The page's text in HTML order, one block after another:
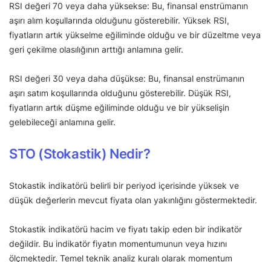
RSI değeri 70 veya daha yüksekse: Bu, finansal enstrümanın
aşırı alım koşullarında olduğunu gösterebilir. Yüksek RSI,
fiyatların artık yükselme eğiliminde olduğu ve bir düzeltme veya
geri çekilme olasılığının arttığı anlamına gelir.
RSI değeri 30 veya daha düşükse: Bu, finansal enstrümanın
aşırı satım koşullarında olduğunu gösterebilir. Düşük RSI,
fiyatların artık düşme eğiliminde olduğu ve bir yükselişin
gelebileceği anlamına gelir.
STO (Stokastik) Nedir?
Stokastik indikatörü belirli bir periyod içerisinde yüksek ve
düşük değerlerin mevcut fiyata olan yakınlığını göstermektedir.
Stokastik indikatörü hacim ve fiyatı takip eden bir indikatör
değildir. Bu indikatör fiyatın momentumunun veya hızını
ölçmektedir. Temel teknik analiz kuralı olarak momentum